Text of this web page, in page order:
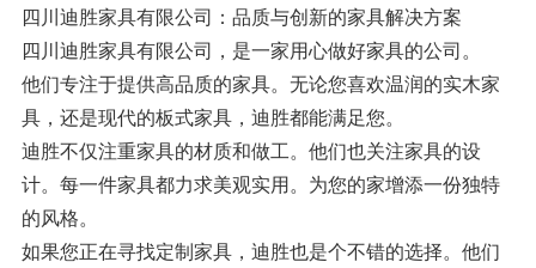
四川迪胜家具有限公司：品质与创新的家具解决方案
四川迪胜家具有限公司，是一家用心做好家具的公司。
他们专注于提供高品质的家具。无论您喜欢温润的实木家
具，还是现代的板式家具，迪胜都能满足您。
迪胜不仅注重家具的材质和做工。他们也关注家具的设
计。每一件家具都力求美观实用。为您的家增添一份独特
的风格。
如果您正在寻找定制家具，迪胜也是个不错的选择。他们